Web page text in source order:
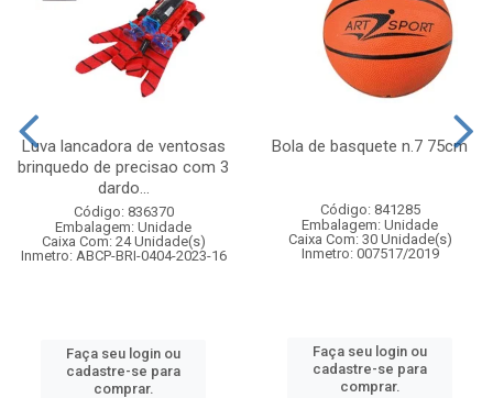
Luva lancadora de ventosas
brinquedo de precisao com 3
dardo...
Código: 836370
Embalagem: Unidade
Caixa Com: 24 Unidade(s)
Inmetro: ABCP-BRI-0404-2023-16
Faça seu login ou
cadastre-se para
comprar.
Bola de basquete n.7 75cm
Código: 841285
Embalagem: Unidade
Caixa Com: 30 Unidade(s)
Inmetro: 007517/2019
Faça seu login ou
cadastre-se para
comprar.